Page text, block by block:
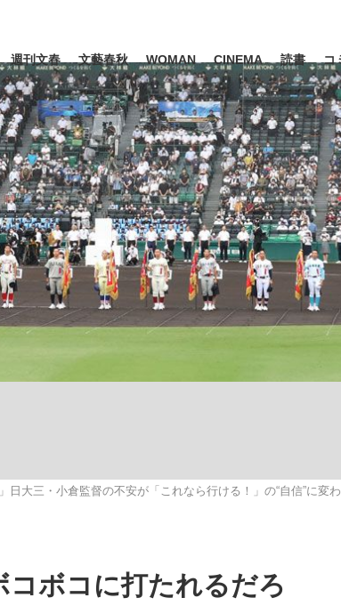
ライフ ビジネス インタビュ
「90%は失敗する。でも…」本田圭佑
日本生まれのK-POPア
週刊文春 文藝春秋 WOMAN CINEMA 読書 コ
キーワード入力
#後藤真希 #森岡毅 #城彰二 #内田有紀
#松田
大三・小倉監督の不安が「これなら行ける！」の“自信”に変
コボコに打たれるだろ